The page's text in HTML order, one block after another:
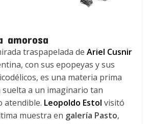
amorosa
traspapelada de Ariel Cusnir
con sus epopeyas y sus
es una materia prima
a un imaginario tan
atendible. Leopoldo Estol visitó
muestra en galería Pasto,